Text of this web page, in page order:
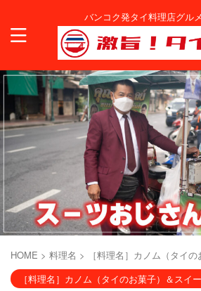
バンコク発タイ料理店グル
HOME > 料理名 > ［料理名］カノム（タイ
［料理名］カノム（タイのお菓子）＆スイ